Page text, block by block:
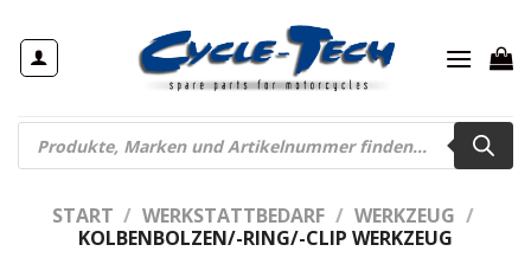
Inhalt
springen
Products
search
START / WERKSTATTBEDARF / WERKZEUG /
KOLBENBOLZEN/-RING/-CLIP WERKZEUG